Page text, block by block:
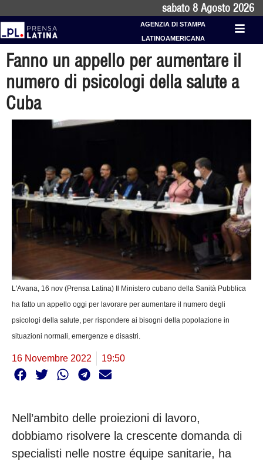
sabato 8 Agosto 2026
AGENZIA DI STAMPA
LATINOAMERICANA
Fanno un appello per aumentare il
numero di psicologi della salute a
Cuba
L'Avana, 16 nov (Prensa Latina) Il Ministero cubano della Sanità Pubblica
ha fatto un appello oggi per lavorare per aumentare il numero degli
psicologi della salute, per rispondere ai bisogni della popolazione in
situazioni normali, emergenze e disastri.
16 Novembre 2022 19:50
Nell’ambito delle proiezioni di lavoro,
dobbiamo risolvere la crescente domanda di
specialisti nelle nostre équipe sanitarie, ha